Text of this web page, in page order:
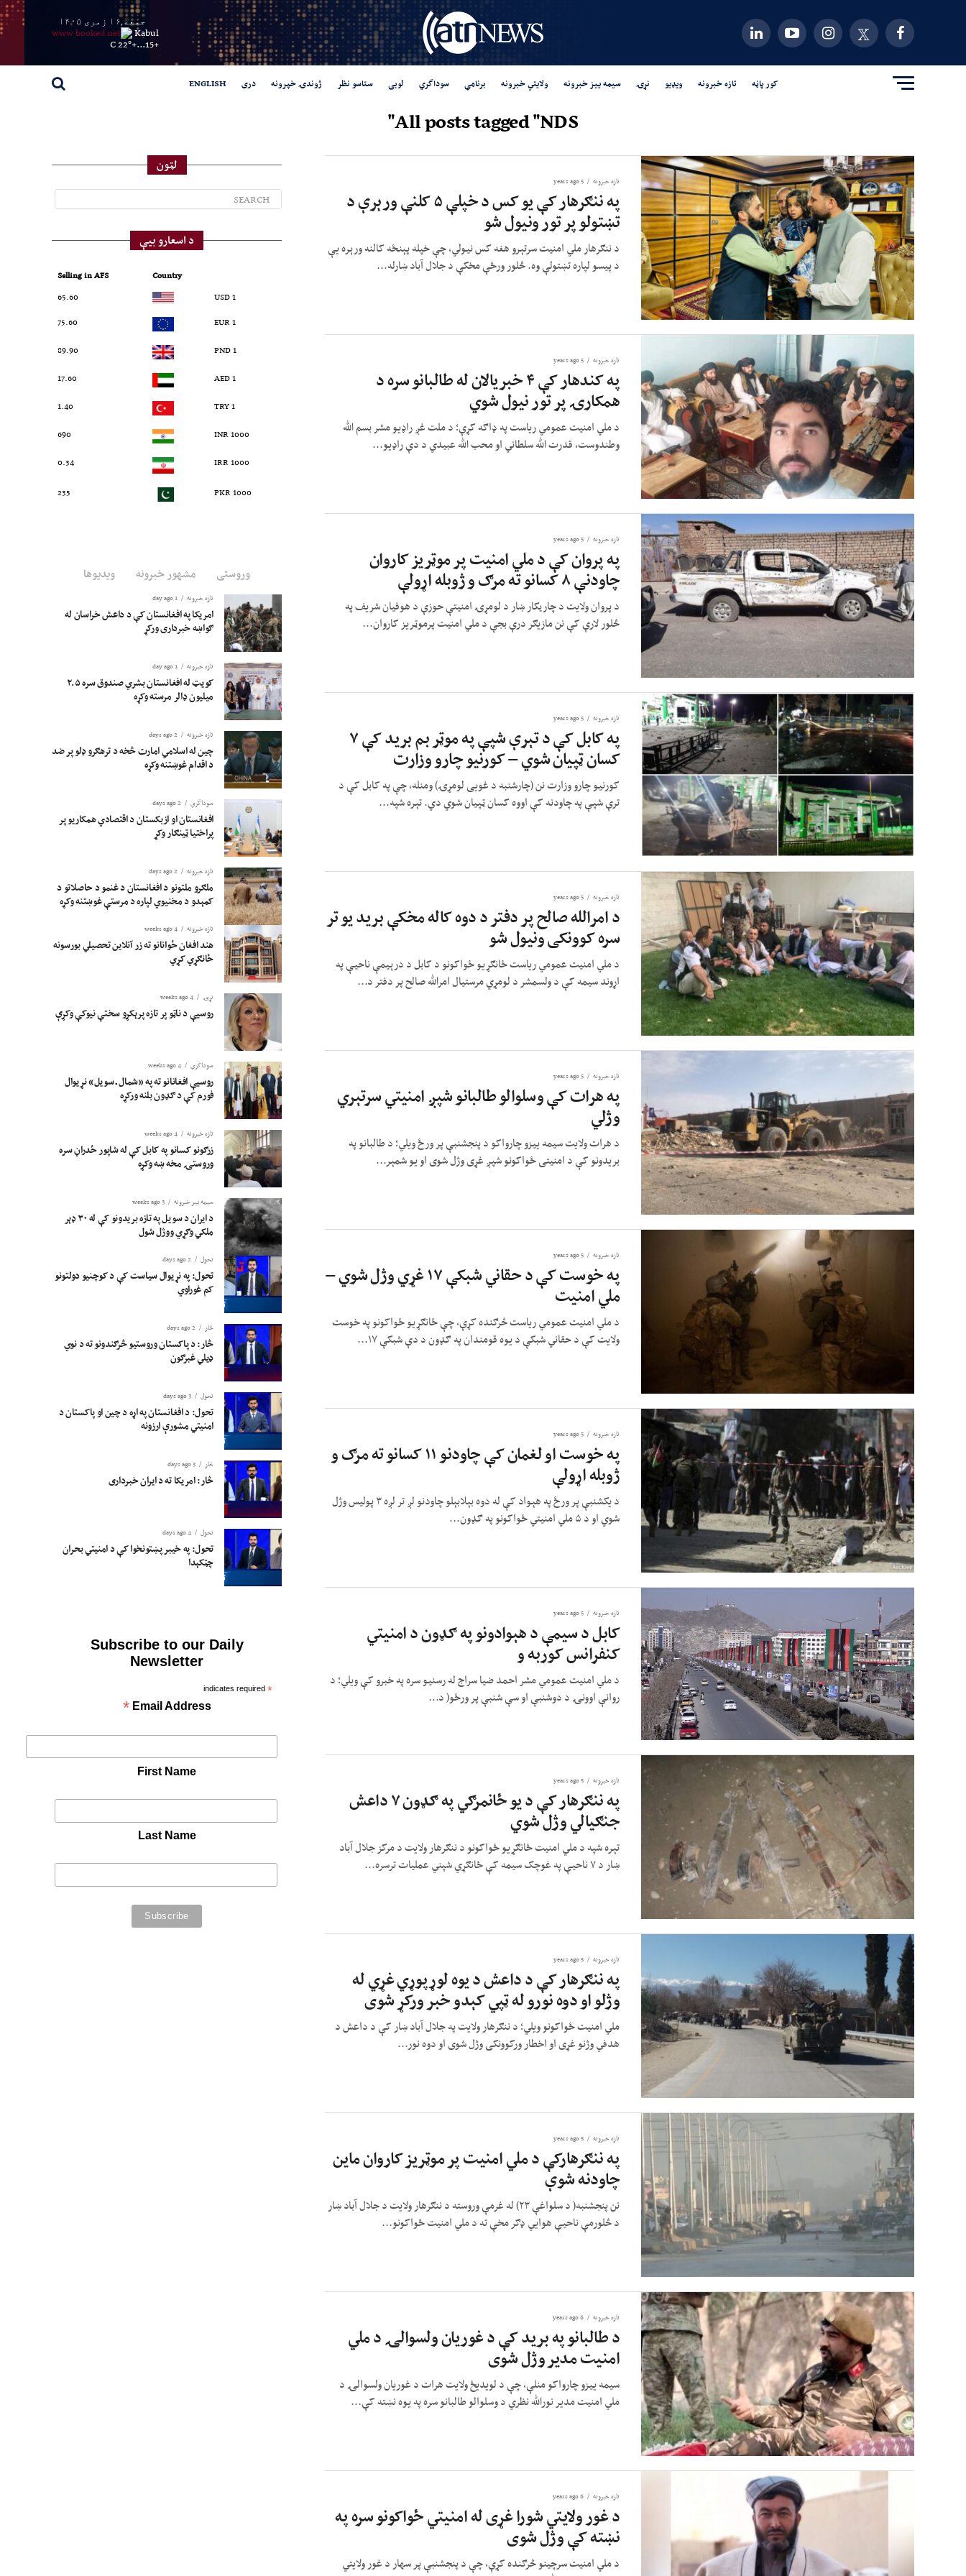
جمعه,۱۶ زمری ۱۴۰۵
Kabul
+
15...
+
22° C
کور پاڼه تازه خبرونه ویډیو نړۍ سیمه ییز خبرونه ولایتي خبرونه برنامې سوداگري لوبی ستاسو نظر ژوندۍ خپرونه دری ENGLISH
All posts tagged "NDS"
تازه خبرونه 5 years ago
په ننګرهار کې يو کس د خپلې ۵ کلنې ورېرې د
تښتولو پر تور ونيول شو
د ننګرهار ملي امنیت سرتېرو هغه کس نیولي، چې خپله پېنځه کالنه ورېره یې
د پيسو لپاره تښتولې وه. څلور ورځې مخکې د جلال آباد ښارله...
تازه خبرونه 5 years ago
په کندهار کې ۴ خبریالان له طالبانو سره د
همکارۍ پر تور نیول شوي
د ملي امنیت عمومي ریاست په ډاګه کړې؛ د ملت غږ راډیو مشر بسم الله
وطندوست، قدرت الله سلطاني او محب الله عبیدي د دې راډیو...
تازه خبرونه 5 years ago
په پروان کې د ملي امنیت پر موټریز کاروان
چاودنې ۸ کسانو ته مرګ و ژوبله اړولې
د پروان ولایت د چاريکار ښار د لومړۍ امنیتې حوزې د هوفیان شریف په
څلور لارې کې نن مازیګر درې بجې د ملي امنیت پرموټریز کاروان...
تازه خبرونه 5 years ago
په کابل کې د تېرې شپې په موټر بم برید کې ۷
کسان ټپیان شوي – کورنیو چارو وزارت
کورنیو چارو وزارت نن (چارشنبه د غویی لومړۍ) ومنله، چې په کابل کې د
ترې شپې په چاودنه کې اووه کسان ټپیان شوي دي. تېره شپه...
تازه خبرونه 5 years ago
د امرالله صالح پر دفتر د دوه کاله مخکې برید یو تر
سره کوونکی ونیول شو
د ملي امنیت عمومي ریاست ځانګړیو ځواکونو د کابل د درېیمې ناحیې په
اړوند سیمه کې د ولسمشر د لومړي مرستیال امرالله صالح پر دفتر د...
تازه خبرونه 5 years ago
په هرات کې وسلوالو طالبانو شپږ امنیتي سرتېري
وژلي
د هرات ولایت سیمه ییزو چارواکو د پنجشنبې پر ورځ ویلي؛ د طالبانو په
بریدونو کې د امنیتی ځواکونو شپږ غړی وژل شوی او یو شمېر...
تازه خبرونه 5 years ago
په خوست کې د حقاني شبکې ۱۷ غړي وژل شوي –
ملي امنیت
د ملي امنیت عمومي ریاست څرګنده کړې، چې ځانګړیو ځواکونو په خوست
ولایت کې د حقاني شبکې د یوه قومندان په ګډون د دې شبکې ۱۷...
تازه خبرونه 5 years ago
په خوست او لغمان کې چاودنو ۱۱ کسانو ته مرګ و
ژوبله اړولې
د یکشنبې پر ورځ په هېواد کې له دوه بېلابېلو چاودنو لږ تر لږه ۳ پولیس وژل
شوي او د ۵ ملي امنیتي ځواکونو په ګډون...
تازه خبرونه 5 years ago
کابل د سیمې د هېوادونو په ګډون د امنیتي
کنفرانس کوربه و
د ملي امنیت عمومي مشر احمد ضیا سراج له رسنیو سره په خبرو کې ویلي؛ د
روانې اوونۍ د دوشنبې او سې شنبې پر ورځو( د...
تازه خبرونه 5 years ago
په ننګرهار کې د یو ځانمرګي په ګډون ۷ داعش
جنګیالي وژل شوي
تېره شپه د ملي امنیت ځانګړیو ځواکونو د ننګرهار ولایت د مرکز جلال آباد
ښار د ۷ ناحیې په غوچک سیمه کې ځانګړي شپني عملیات ترسره...
تازه خبرونه 5 years ago
په ننګرهار کې د داعش د یوه لوړپوړي غړي له
وژلو او دوه نورو له ټپي کېدو خبر ورکړ شوی
ملي امنیت ځواکونو ویلي؛ د ننګرهار ولایت په جلال آباد ښار کې د داعش د
هدفي وژنو غړی او اخطار ورکوونکی وژل شوی او دوه نور...
تازه خبرونه 5 years ago
په ننګرهارکې د ملي امنیت پر موټریز کاروان ماین
چاودنه شوې
نن پنجشنبه( د سلواغې ۲۳) له غرمې وروسته د ننګرهار ولایت د جلال آباد ښار
د څلورمې ناحیې هوایي ډګر مخې ته د ملي امنیت ځواکونو...
تازه خبرونه 6 years ago
د طالبانو په برید کې د غوریان ولسوالۍ د ملي
امنیت مدیر وژل شوی
سیمه ییزو چارواکو منلې، چې د لویدیځ ولایت هرات د غوریان ولسوالۍ د
ملي امنیت مدیر نورالله نظري د وسلوالو طالبانو سره په یوه نښته کې...
تازه خبرونه 6 years ago
د غور ولایتي شورا غړی له امنیتي ځواکونو سره په
نښته کې وژل شوی
د ملي امنیت سرچینو څرګنده کړې، چې د پنجشنبې پر سهار د غور ولایتي
لټون
د اسعارو بیې
Country
Selling in AFS
1 USD
65.60
1 EUR
75.60
1 PND
89.90
1 AED
17.60
1 TRY
1.40
1000 INR
690
1000 IRR
0.34
1000 PKR
235
وروستی مشهور خبرونه ویدیوها
تازه خبرونه 1 day ago
امریکا په افغانستان کې د داعش خراسان له
ګواښه خبرداری ورکړ
تازه خبرونه 1 day ago
کویټ له افغانستان بشري صندوق سره ۲.۵
میلیون ډالر مرسته وکړه
تازه خبرونه 2 days ago
چین له اسلامي امارت څخه د ترهګرو ډلو پر ضد
د اقدام غوښتنه وکړه
سوداگري 2 days ago
افغانستان او ازبکستان د اقتصادي همکاریو پر
پراختیا ټینګار وکړ
تازه خبرونه 2 days ago
ملګرو ملتونو د افغانستان د غنمو د حاصلاتو د
کمېدو د مخنیوي لپاره د مرستې غوښتنه وکړه
تازه خبرونه 4 weeks ago
هند افغان ځوانانو ته زر آنلاین تحصیلي بورسونه
ځانګړي کړي
نړۍ 4 weeks ago
روسیې د ناټو پر تازه پرېکړو سختې نیوکې وکړې
سوداگري 4 weeks ago
روسیې افغانانو ته په «شمال ـ سویل» نړیوال
فورم کې د ګډون بلنه ورکړه
تازه خبرونه 4 weeks ago
زرګونو کسانو په کابل کې له شاپور ځدراڼ سره
وروستۍ مخه ښه وکړه
سیمه ییز خبرونه 3 weeks ago
د ایران د سویل په تازه بریدونو کې له ۳۰ ډېر
ملکي وګړي ووژل شول
تحول 2 days ago
تحول: په نړیوال سیاست کې د کوچنیو دولتونو
کم غوراوي
څار 2 days ago
څار: د پاکستان وروستیو څرګندونو ته د نوي
ډیلي غبرګون
تحول 3 days ago
تحول: د افغانستان په اړه د چین او پاکستان د
امنیتي مشورې ارزونه
څار 3 days ago
څار: امریکا ته د ایران خبرداری
تحول 4 days ago
تحول: په خیبر پښتونخوا کې د امنیتي بحران
چټکېدا
Subscribe to our Daily
Newsletter
*
indicates required
Email Address
*
First Name
Last Name